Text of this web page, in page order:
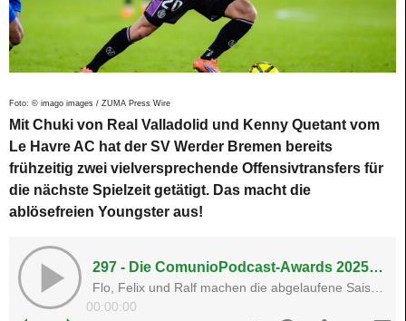
Foto: © imago images / ZUMA Press Wire
Mit Chuki von Real Valladolid und Kenny Quetant vom
Le Havre AC hat der SV Werder Bremen bereits
frühzeitig zwei vielversprechende Offensivtransfers für
die nächste Spielzeit getätigt. Das macht die
ablösefreien Youngster aus!